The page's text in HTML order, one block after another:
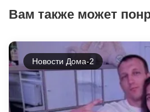
Вам также может
Новости Дома-2